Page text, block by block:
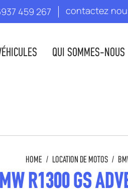
459 267 contactez
QUI SOMMES-NOUS
HOME / LOCATION DE MOTOS /
R1300 GS